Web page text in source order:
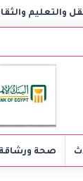
AIG توقع اتفاقية مع CSCEC الصينية لبدء تنفيذ مشروع AI Tower بالعاصمة الإدارية الجديدة
صحة ورشاقة